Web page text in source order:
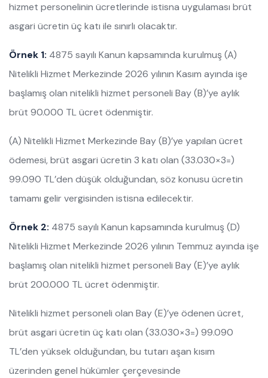
hizmet personelinin ücretlerinde istisna uygulaması brüt
asgari ücretin üç katı ile sınırlı olacaktır.
Örnek 1: 4875 sayılı Kanun kapsamında kurulmuş (A)
Nitelikli Hizmet Merkezinde 2026 yılının Kasım ayında işe
başlamış olan nitelikli hizmet personeli Bay (B)’ye aylık
brüt 90.000 TL ücret ödenmiştir.
(A) Nitelikli Hizmet Merkezinde Bay (B)’ye yapılan ücret
ödemesi, brüt asgari ücretin 3 katı olan (33.030×3=)
99.090 TL’den düşük olduğundan, söz konusu ücretin
tamamı gelir vergisinden istisna edilecektir.
Örnek 2: 4875 sayılı Kanun kapsamında kurulmuş (D)
Nitelikli Hizmet Merkezinde 2026 yılının Temmuz ayında işe
başlamış olan nitelikli hizmet personeli Bay (E)’ye aylık
brüt 200.000 TL ücret ödenmiştir.
Nitelikli hizmet personeli olan Bay (E)’ye ödenen ücret,
brüt asgari ücretin üç katı olan (33.030×3=) 99.090
TL’den yüksek olduğundan, bu tutarı aşan kısım
üzerinden genel hükümler çerçevesinde